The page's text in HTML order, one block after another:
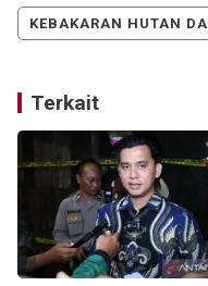
KEBAKARAN HUTAN
Terkait